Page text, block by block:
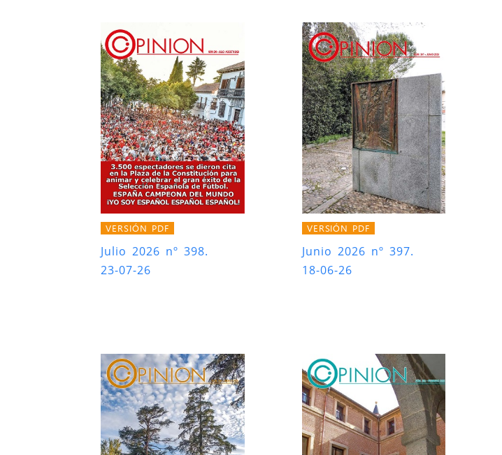
VERSIÓN PDF
Julio 2026 nº 398.
23-07-26
VERSIÓN PDF
Junio 2026 nº 397.
18-06-26